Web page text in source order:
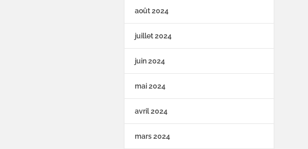
août 2024
juillet 2024
juin 2024
mai 2024
avril 2024
mars 2024